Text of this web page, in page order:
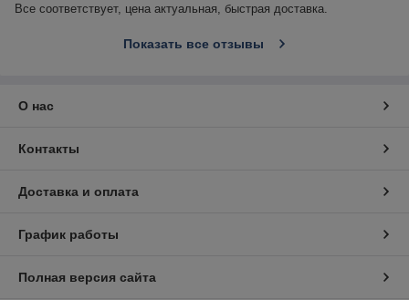
Все соответствует, цена актуальная, быстрая доставка.
Показать все отзывы
О нас
Контакты
Доставка и оплата
График работы
Полная версия сайта